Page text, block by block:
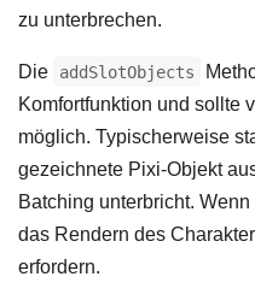
zu unterbrechen.
Die addSlotObjects
Komfortfunktion und sollte
möglich. Typischerweise
gezeichnete Pixi-Objekt
Batching unterbricht.
das Rendern des
erfordern.